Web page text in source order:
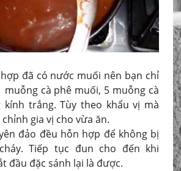
đã có nước muối nên bạn chỉ
muỗng cà phê muối, 5 muỗng cà
kính trắng. Tùy theo khẩu vị mà
gia vị cho vừa ăn.
đảo đều hỗn hợp để không bị
Tiếp tục đun cho đến khi
đầu đặc sánh lại là được.